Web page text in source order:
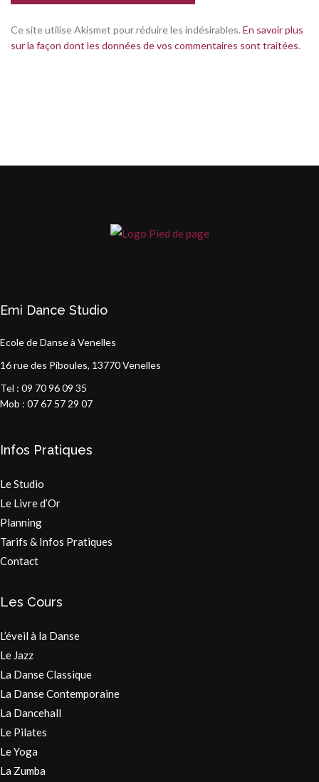
Ce site utilise Akismet pour réduire les indésirables. En savoir plus
sur la façon dont les données de vos commentaires sont traitées.
Emi Dance Studio
Ecole de Danse à Venelles
16 rue des Piboules, 13770 Venelles
Tel : 09 70 96 09 35
Mob : 07 67 57 29 07
Infos Pratiques
Le Studio
Le Livre d’Or
Planning
Tarifs & Infos Pratiques
Contact
Les Cours
L’éveil à la Danse
Le Jazz
La Danse Classique
La Danse Contemporaine
La Dancehall
Le Pilates
Le Yoga
La Zumba